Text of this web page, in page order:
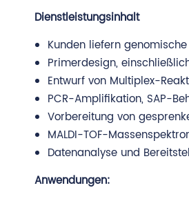
Dienstleistungsinhalt
Kunden liefern
Primerdesign,
Entwurf von Multiplex-
PCR-Amplifikation, SAP-
Vorbereitung von
MALDI-TOF-
Datenanalyse und
Anwendungen: